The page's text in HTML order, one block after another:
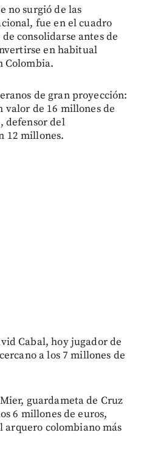
no surgió de las
fue en el cuadro
consolidarse antes de
en habitual
Colombia.
de gran proyección:
valor de 16 millones de
defensor del
12 millones.
Cabal, hoy jugador de
a los 7 millones de
guardameta de Cruz
6 millones de euros,
colombiano más